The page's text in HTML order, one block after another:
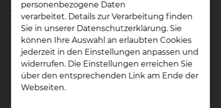
Sprechstunde inklusive Reha-
Planung
Wann findet die Sprechstunde statt?
Mittwoch 09:00 - 13:00 Uhr
personenbezogene Daten
verarbeitet. Details zur Verarbeitung finden
Sie in unserer Datenschutzerklärung. Sie
können Ihre Auswahl an erlaubten Cookies
jederzeit in den Einstellungen anpassen und
widerrufen. Die Einstellungen erreichen Sie
über den entsprechenden Link am Ende der
Webseiten.